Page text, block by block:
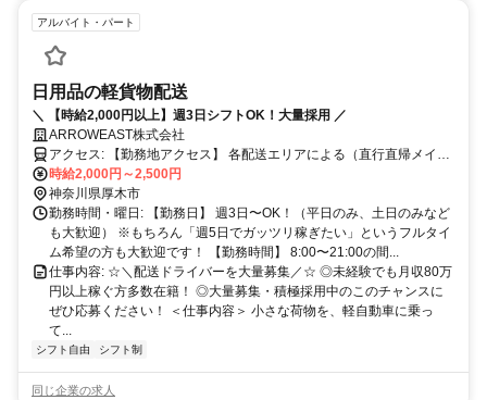
アルバイト・パート
日用品の軽貨物配送
＼ 【時給2,000円以上】週3日シフトOK！大量採用 ／
ARROWEAST株式会社
アクセス: 【勤務地アクセス】 各配送エリアによる（直行直帰メイ
ン） 【本社アクセス】 各線「池袋駅」東口より徒歩16分 （利用可能
路線：JR山手線・埼京線・湘南新宿ライン、東京メトロ丸ノ内線・
有楽町線・副都心線、西武池袋線、東武東上線） （※直行直帰・オ
ンライン面接メインのため来社不要です）
時給2,000円～2,500円
神奈川県厚木市
勤務時間・曜日: 【勤務日】 週3日〜OK！（平日のみ、土日のみなど
も大歓迎） ※もちろん「週5日でガッツリ稼ぎたい」というフルタイ
ム希望の方も大歓迎です！ 【勤務時間】 8:00〜21:00の間...
仕事内容: ☆＼配送ドライバーを大量募集／☆ ◎未経験でも月収80万
円以上稼ぐ方多数在籍！ ◎大量募集・積極採用中のこのチャンスに
ぜひ応募ください！ ＜仕事内容＞ 小さな荷物を、軽自動車に乗っ
て...
シフト自由 シフト制
同じ企業の求人